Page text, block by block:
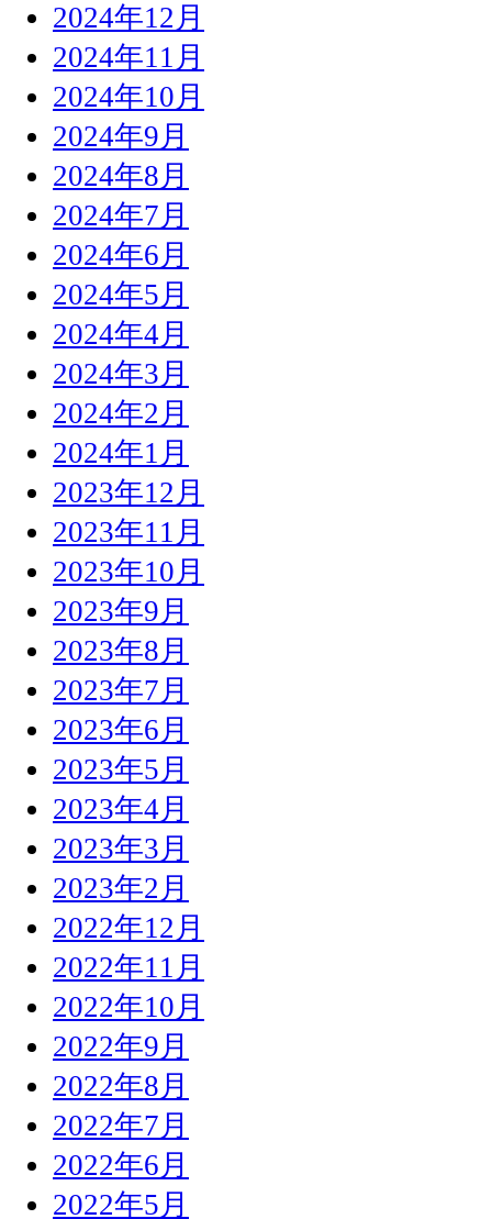
2024年12月
2024年11月
2024年10月
2024年9月
2024年8月
2024年7月
2024年6月
2024年5月
2024年4月
2024年3月
2024年2月
2024年1月
2023年12月
2023年11月
2023年10月
2023年9月
2023年8月
2023年7月
2023年6月
2023年5月
2023年4月
2023年3月
2023年2月
2022年12月
2022年11月
2022年10月
2022年9月
2022年8月
2022年7月
2022年6月
2022年5月